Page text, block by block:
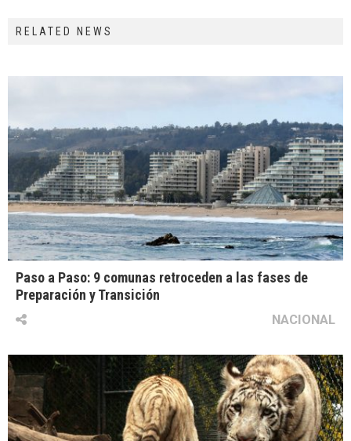
RELATED NEWS
Paso a Paso: 9 comunas retroceden a las fases de
Preparación y Transición
NACIONAL